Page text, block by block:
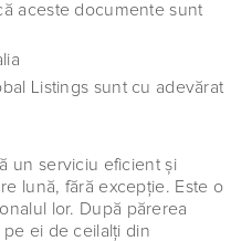
aceste documente sunt
Listings sunt cu adevărat
un serviciu eficient şi
lună, fără excepţie. Este o
lor. După părerea
ei de ceilalţi din